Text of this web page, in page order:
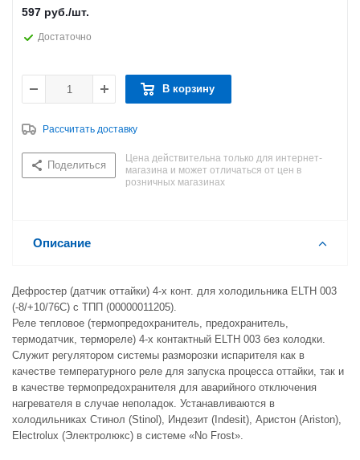
597 руб./шт.
Достаточно
В корзину
Рассчитать доставку
Поделиться
Цена действительна только для интернет-
магазина и может отличаться от цен в
розничных магазинах
Описание
Дефростер (датчик оттайки) 4-х конт. для холодильника ELTH 003
(-8/+10/76C) с ТПП (00000011205).
Реле тепловое (термопредохранитель, предохранитель,
термодатчик, термореле) 4-х контактный ELTH 003 без колодки.
Служит регулятором системы разморозки испарителя как в
качестве температурного реле для запуска процесса оттайки, так и
в качестве термопредохранителя для аварийного отключения
нагревателя в случае неполадок. Устанавливаются в
холодильниках Стинол (Stinol), Индезит (Indesit), Аристон (Ariston),
Electrolux (Электролюкс) в системе «No Frost».